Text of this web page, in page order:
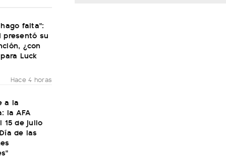
falta":
presentó su
¿con
Luck
Hace 4 horas
a la
la AFA
15 de julio
de las